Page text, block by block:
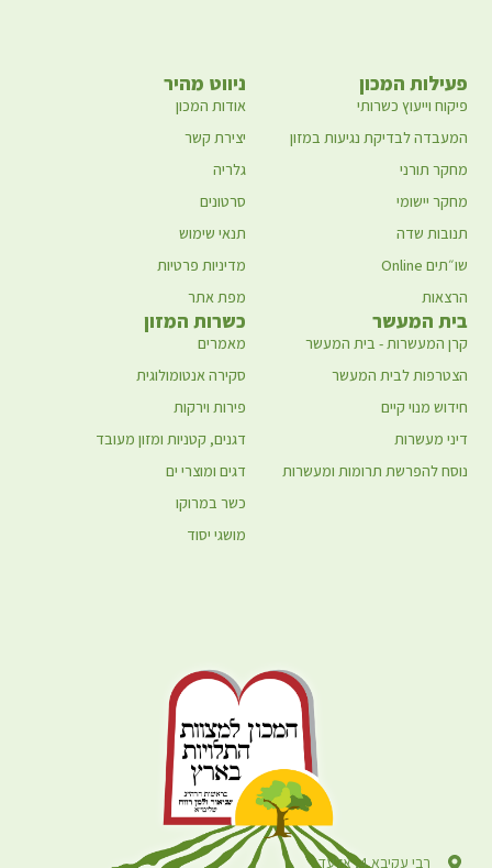
רבי עקיבא 4, אלעד
ניווט מהיר
אודות המכון
יצירת קשר
גלריה
סרטונים
תנאי שימוש
מדיניות פרטיות
מפת אתר
פעילות המכון
פיקוח וייעוץ כשרותי
המעבדה לבדיקת נגיעות במזון
מחקר תורני
מחקר יישומי
תנובות שדה
שו״תים Online
הרצאות
כשרות המזון
מאמרים
סקירה אנטומולוגית
פירות וירקות
דגנים, קטניות ומזון מעובד
דגים ומוצרי ים
כשר במרוקו
מושגי יסוד
בית המעשר
קרן המעשרות - בית המעשר
הצטרפות לבית המעשר
חידוש מנוי קיים
דיני מעשרות
נוסח להפרשת תרומות ומעשרות